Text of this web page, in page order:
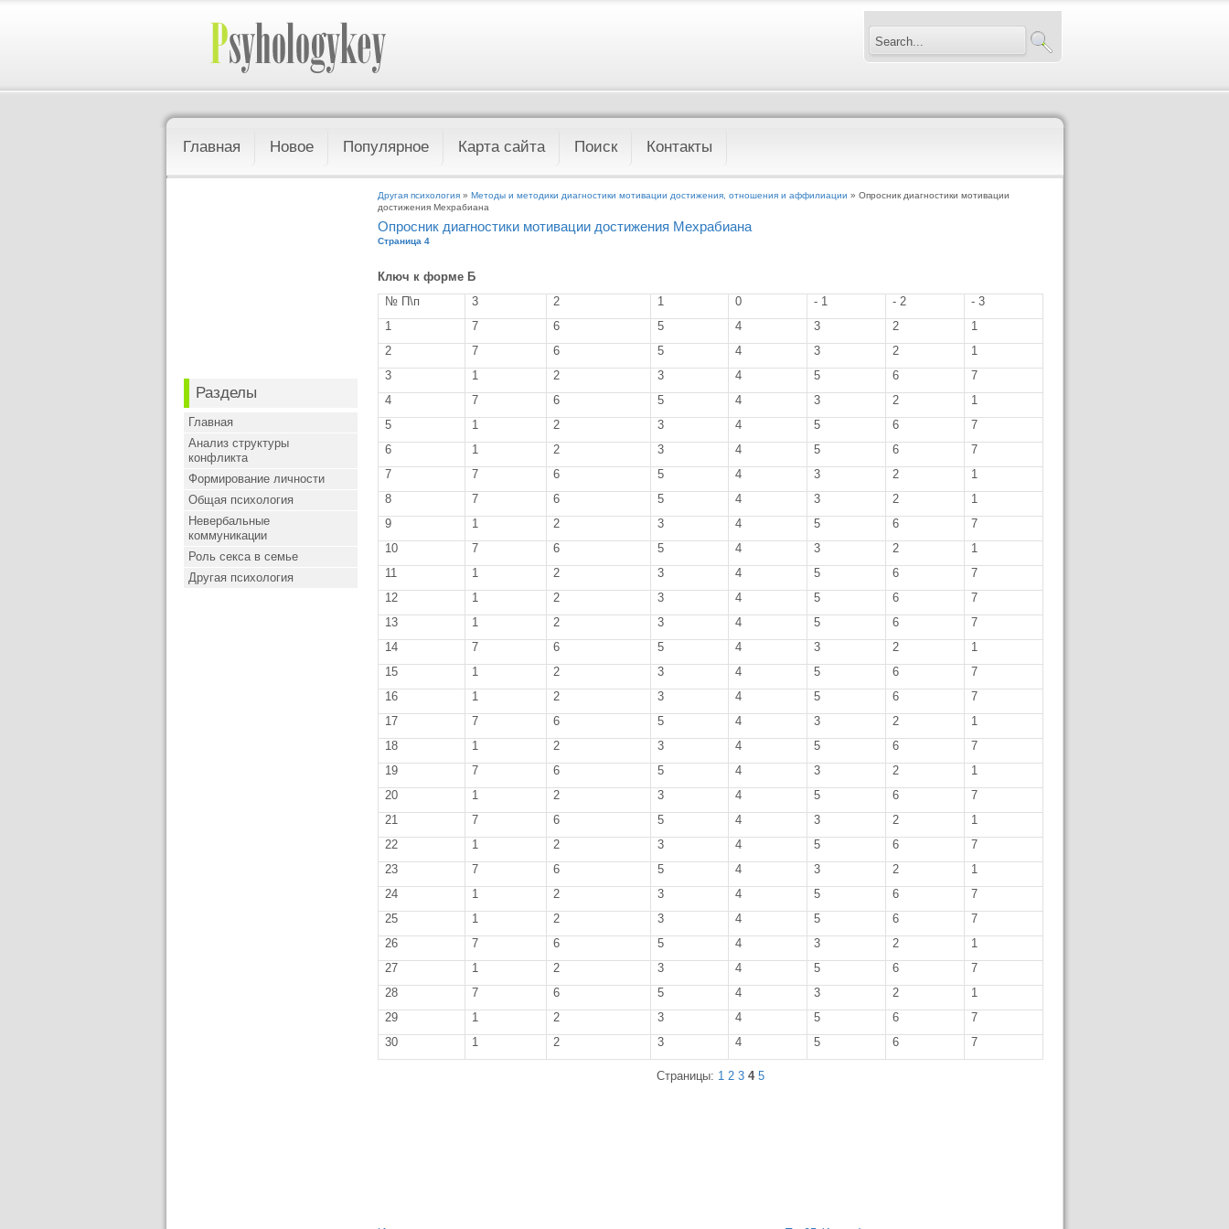
Главная Новое Популярное Карта сайта Поиск Контакты
Разделы
Главная
Анализ структуры
конфликта
Формирование личности
Общая психология
Невербальные
коммуникации
Роль секса в семье
Другая психология
Другая психология » Методы и методики диагностики мотивации достижения, отношения и аффилиации » Опросник диагностики мотивации
достижения Мехрабиана
Опросник диагностики мотивации достижения Мехрабиана
Страница 4
Ключ к форме Б
№ П\п
3 2 1 0 - 1 - 2
- 3
1
7 6 5 4 3 2
1
2
7 6 5 4 3 2
1
3
1 2 3 4 5 6
7
4
7 6 5 4 3 2
1
5
1 2 3 4 5 6
7
6
1 2 3 4 5 6
7
7
7 6 5 4 3 2
1
8
7 6 5 4 3 2
1
9
1 2 3 4 5 6
7
10
7 6 5 4 3 2
1
11
1 2 3 4 5 6
7
12
1 2 3 4 5 6
7
13
1 2 3 4 5 6
7
14
7 6 5 4 3 2
1
15
1 2 3 4 5 6
7
16
1 2 3 4 5 6
7
17
7 6 5 4 3 2
1
18
1 2 3 4 5 6
7
19
7 6 5 4 3 2
1
20
1 2 3 4 5 6
7
21
7 6 5 4 3 2
1
22
1 2 3 4 5 6
7
23
7 6 5 4 3 2
1
24
1 2 3 4 5 6
7
25
1 2 3 4 5 6
7
26
7 6 5 4 3 2
1
27
1 2 3 4 5 6
7
28
7 6 5 4 3 2
1
29
1 2 3 4 5 6
7
30
1 2 3 4 5 6 7
Страницы: 1 2 3 4 5